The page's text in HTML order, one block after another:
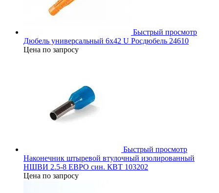
Быстрый просмотр
Дюбель универсальный 6х42 U Росдюбель 24610
Цена по запросу
Быстрый просмотр
Наконечник штыревой втулочный изолированный
НШВИ 2.5-8 ЕВРО син. КВТ 103202
Цена по запросу